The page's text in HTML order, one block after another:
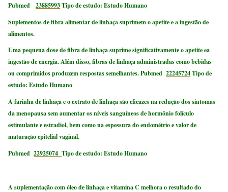
Pubmed23885993Tipo de estudo: Estudo Humano
Suplementos de fibra alimentar de linhaça suprimem o apetite e a ingestão de
alimentos.
Uma pequena dose de fibra de linhaça suprime significativamente o apetite ea
ingestão de energia.Além disso, fibras de linhaça administradas como bebidas
ou comprimidos produzem respostas semelhantes.Pubmed22245724Tipo de
estudo: Estudo Humano
A farinha de linhaça e o extrato de linhaça são eficazes na redução dos sintomas
da menopausa sem aumentar os níveis sanguíneos de hormônio folículo
estimulante e estradiol, bem como na espessura do endométrio e valor de
maturação epitelial vaginal.
Pubmed 22925074Tipo de estudo: Estudo Humano
A suplementação com óleo de linhaça e vitamina C melhora o resultado do